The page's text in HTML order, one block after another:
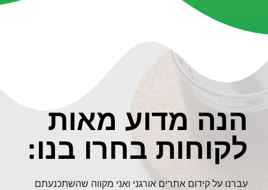
הנה מדוע מאות
לקוחות בחרו בנו:
עברנו על קידום אתרים אורגני ואני מקווה שהשתכנעתם